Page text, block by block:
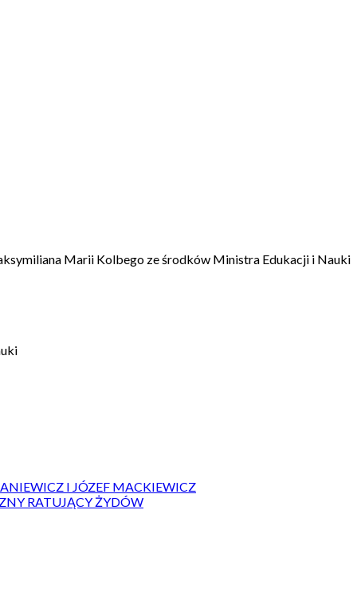
Marii Kolbego ze środków Ministra Edukacji i Nauki
I JÓZEF MACKIEWICZ
RATUJĄCY ŻYDÓW